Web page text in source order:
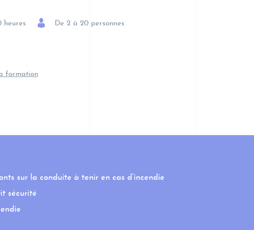
heures De 2 à 20 personnes
formation
sur la conduite à tenir en cas d’incendie
sécurité